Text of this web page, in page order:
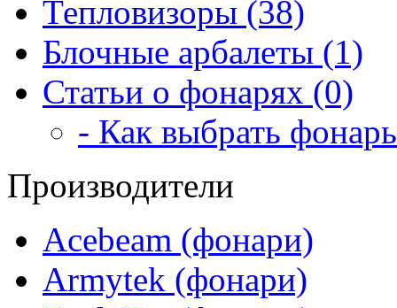
Тепловизоры (38)
Блочные арбалеты (1)
Статьи о фонарях (0)
- Как выбрать
Производители
Acebeam (фонари)
Armytek (фонари)